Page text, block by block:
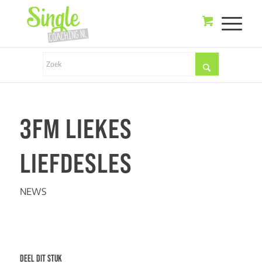
3FM LIEKES
LIEFDESLES
NEWS
DEEL DIT STUK